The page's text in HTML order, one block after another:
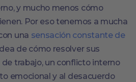
y mucho menos cómo
Por eso tenemos a mucha
una sensación constante de
de cómo resolver sus
trabajo, un conflicto interno
emocional y al desacuerdo